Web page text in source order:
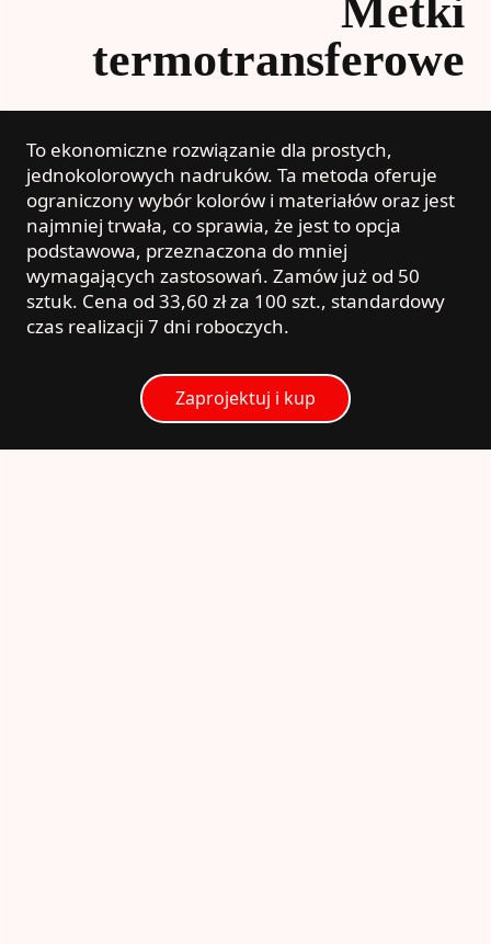
Metki
termotransferowe
To ekonomiczne rozwiązanie dla prostych,
jednokolorowych nadruków. Ta metoda oferuje
ograniczony wybór kolorów i materiałów oraz jest
najmniej trwała, co sprawia, że jest to opcja
podstawowa, przeznaczona do mniej
wymagających zastosowań. Zamów już od 50
sztuk. Cena od 33,60 zł za 100 szt., standardowy
czas realizacji 7 dni roboczych.
Zaprojektuj i kup